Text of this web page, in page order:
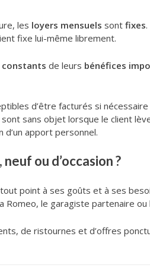
les loyers mensuels sont fixes
fixe lui-même librement.
constants de leurs bénéfices
d’être facturés si
sans objet lorsque le client
d’un apport personnel.
ou d’occasion ?
point à ses goûts et à ses
le garagiste partenaire ou
de ristournes et d’offres